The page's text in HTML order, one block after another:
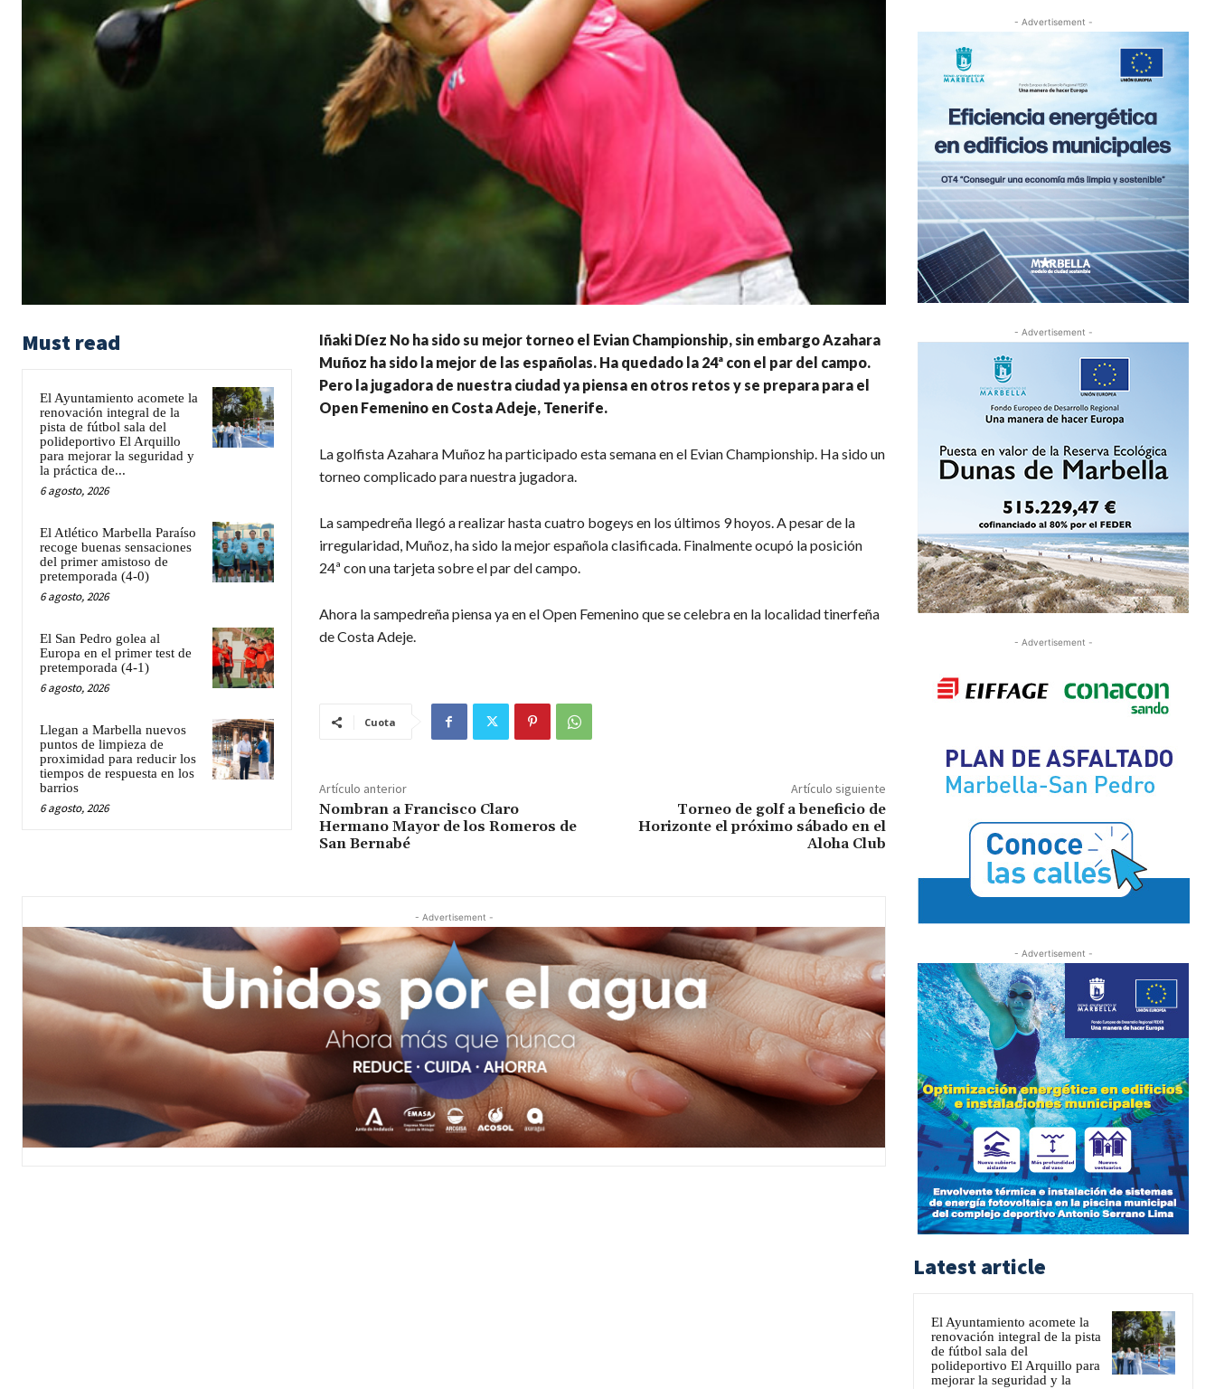
Must read
El Ayuntamiento acomete la
renovación integral de la
pista de fútbol sala del
polideportivo El Arquillo
para mejorar la seguridad y
la práctica de...
6 agosto, 2026
El Atlético Marbella Paraíso
recoge buenas sensaciones
del primer amistoso de
pretemporada (4-0)
6 agosto, 2026
El San Pedro golea al
Europa en el primer test de
pretemporada (4-1)
6 agosto, 2026
Llegan a Marbella nuevos
puntos de limpieza de
proximidad para reducir los
tiempos de respuesta en los
barrios
6 agosto, 2026
Iñaki Díez No ha sido su mejor torneo el Evian Championship, sin embargo Azahara
Muñoz ha sido la mejor de las españolas. Ha quedado la 24ª con el par del campo.
Pero la jugadora de nuestra ciudad ya piensa en otros retos y se prepara para el
Open Femenino en Costa Adeje, Tenerife.
La golfista Azahara Muñoz ha participado esta semana en el Evian Championship. Ha sido un
torneo complicado para nuestra jugadora.
La sampedreña llegó a realizar hasta cuatro bogeys en los últimos 9 hoyos. A pesar de la
irregularidad, Muñoz, ha sido la mejor española clasificada. Finalmente ocupó la posición
24ª con una tarjeta sobre el par del campo.
Ahora la sampedreña piensa ya en el Open Femenino que se celebra en la localidad tinerfeña
de Costa Adeje.
Cuota
Artículo anterior
Nombran a Francisco Claro
Hermano Mayor de los Romeros de
San Bernabé
Artículo siguiente
Torneo de golf a beneficio de
Horizonte el próximo sábado en el
Aloha Club
- Advertisement -
- Advertisement -
- Advertisement -
- Advertisement -
- Advertisement -
Latest article
El Ayuntamiento acomete la
renovación integral de la pista
de fútbol sala del
polideportivo El Arquillo para
mejorar la seguridad y la